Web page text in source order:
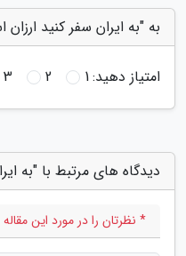
به "به ایران سفر کنید
امتیاز دهید:1
2
3
دیدگاه های مرتبط با "به
* نظرتان را در مورد این مقاله